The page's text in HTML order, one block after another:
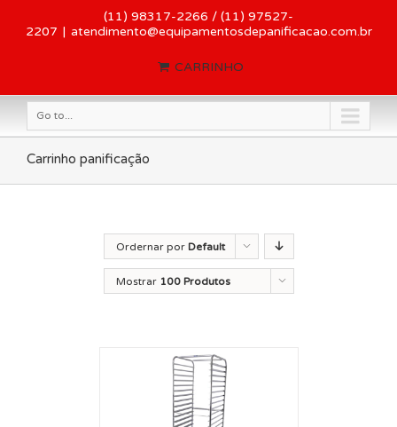
(11) 98317-2266 / (11) 97527-
2207 | atendimento@equipamentosdepanificacao.com.br
CARRINHO
Go to...
Carrinho panificação
Ordernar por Default
Order
Mostrar 100 Produtos